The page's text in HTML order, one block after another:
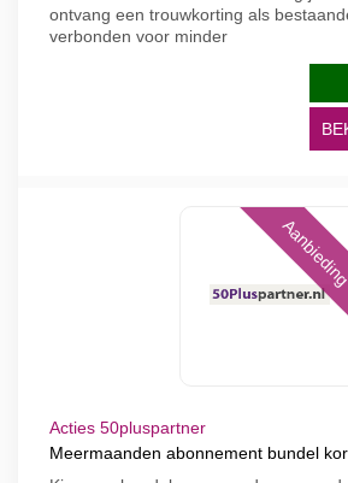
ontvang een trouwkorting als
verbonden voor minder
Acties 50pluspartner
Meermaanden abonnement bundel